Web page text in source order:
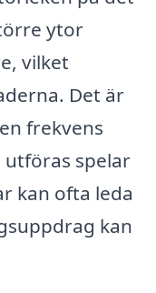
ytor
vilket
Det är
frekvens
utföras spelar
kan ofta leda
kan